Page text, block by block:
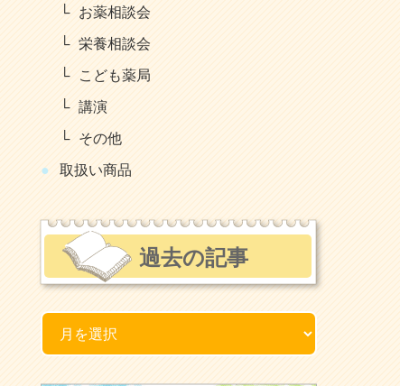
お薬相談会
栄養相談会
こども薬局
講演
その他
取扱い商品
過去の記事